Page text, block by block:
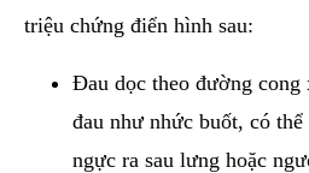
triệu chứng điển hình sau:
Đau dọc theo đường
đau như nhức buốt, có
ngực ra sau lưng hoặc